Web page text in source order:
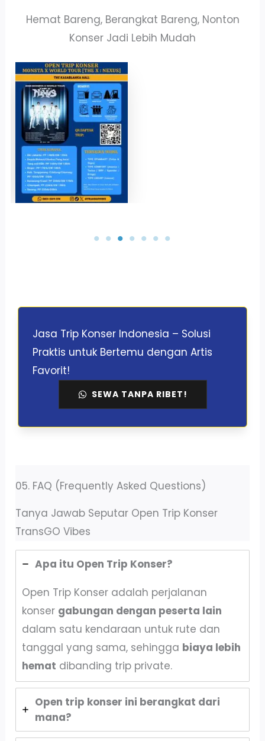
Hemat Bareng, Berangkat Bareng, Nonton
Konser Jadi Lebih Mudah
Jasa Trip Konser Indonesia – Solusi
Praktis untuk Bertemu dengan Artis
Favorit!
SEWA TANPA RIBET!
05. FAQ (Frequently Asked Questions)
Tanya Jawab Seputar Open Trip Konser
TransGO Vibes
Apa itu Open Trip Konser?
Open Trip Konser adalah perjalanan
konser gabungan dengan peserta lain
dalam satu kendaraan untuk rute dan
tanggal yang sama, sehingga biaya lebih
hemat dibanding trip private.
Open trip konser ini berangkat dari
mana?